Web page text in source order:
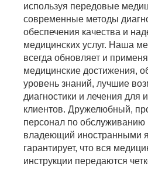
используя передовые
современные методы
обеспечения качества и
медицинских услуг. Наша
всегда обновляет и
медицинские достижения,
уровень знаний, лучшие
диагностики и лечения для
клиентов. Дружелюбный,
персонал по обслуживанию
владеющий иностранными
гарантирует, что вся
инструкции передаются